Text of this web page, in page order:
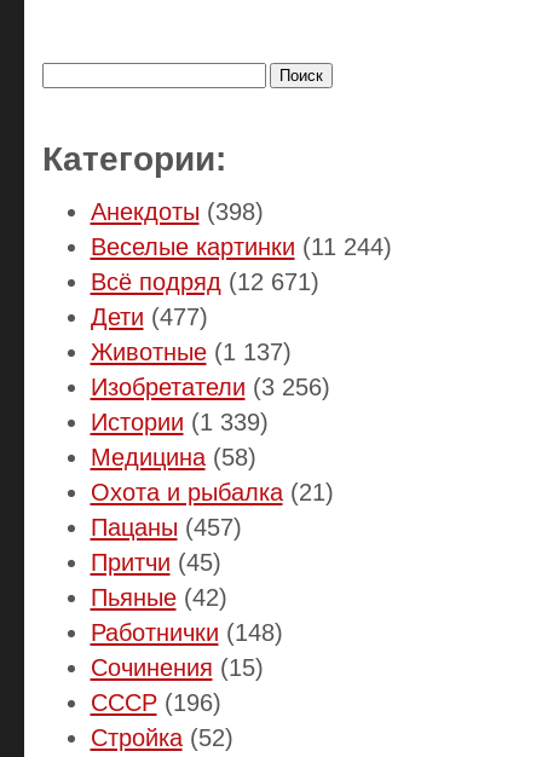
Категории:
Анекдоты (398)
Веселые картинки (11 244)
Всё подряд (12 671)
Дети (477)
Животные(1 137)
Изобретатели (3 256)
Истории (1 339)
Медицина(58)
Охота и рыбалка(21)
Пацаны (457)
Притчи (45)
Пьяные(42)
Работнички (148)
Сочинения (15)
СССР(196)
Стройка(52)